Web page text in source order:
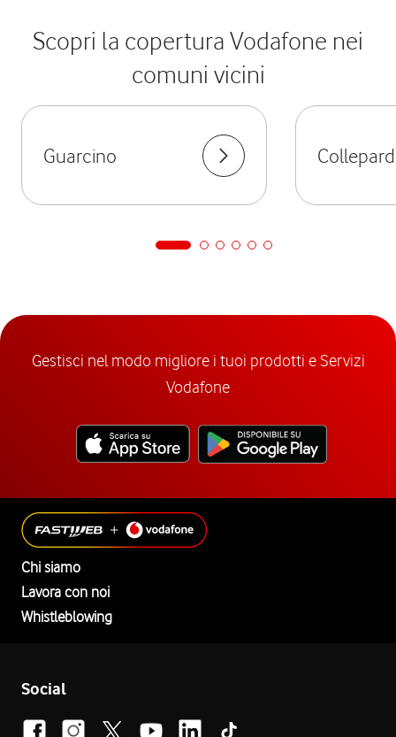
Scopri la copertura Vodafone nei
comuni vicini
Guarcino
Gestisci nel modo migliore i tuoi prodotti e Servizi
Vodafone
Chi siamo
Lavora con noi
Whistleblowing
Social